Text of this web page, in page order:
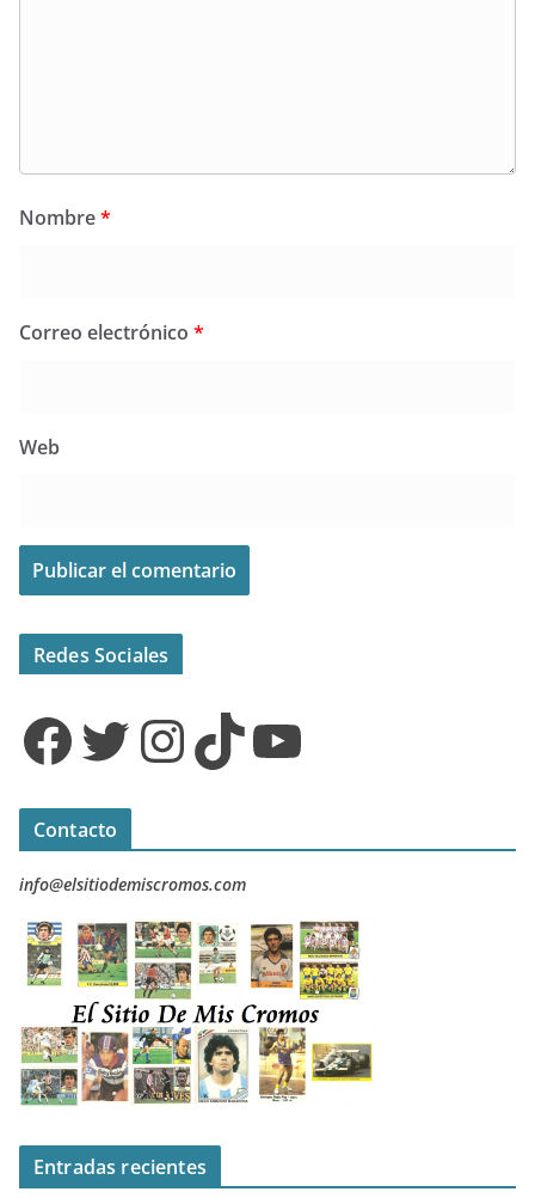
Nombre*
Correo electrónico *
Web
Redes Sociales
Facebook Twitter InstagramTikTok YouTube
Contacto
info@elsitiodemiscromos.com
Entradas recientes